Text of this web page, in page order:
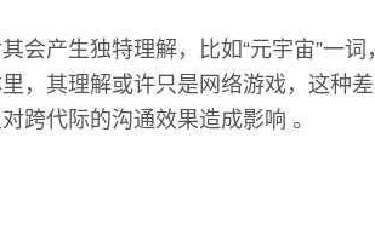
会产生独特理解，比如“元宇宙”一
，其理解或许只是网络游戏，这种
跨代际的沟通效果造成影响 。